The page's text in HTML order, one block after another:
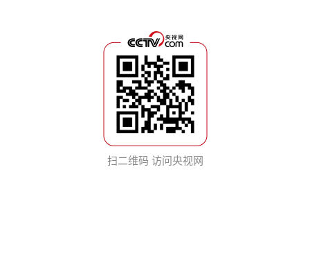
扫二维码 访问央视网